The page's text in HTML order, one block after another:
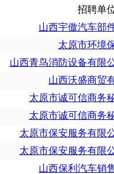
招聘单
山西宇傲汽车部
太原市环境
山西青鸟消防设备有限
山西沃盛商贸
太原市诚可信商务
太原市诚可信商务
太原市保安服务有限
太原市保安服务有限
山西保利汽车销